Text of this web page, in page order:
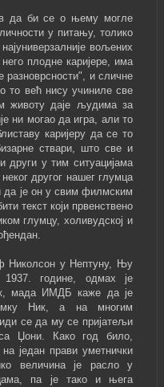
да би се о њему могле
у питању, толико
вољених
плодне каријере, има
разноврсности", и сличне
то већ нису учиниле све
животу даје људима за
ни могао да игра, али то
каријеру да се то
ствари, што све и
у тим ситуацијама
другог нашег глумца
да је он у свим филмским
текст који првенствено
глумцу, холивудској и
Николсон у Нептуну, Њу
године, одмах је
мада ИМДБ каже да је
Ник, а на многим
се да му се пријатељи
Џони. Како год било,
један прави уметнички
величина је расло у
па је тако и њега